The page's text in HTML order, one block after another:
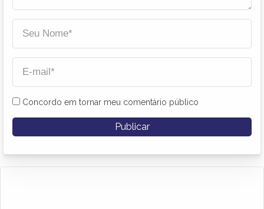
Concordo em tornar meu comentário público